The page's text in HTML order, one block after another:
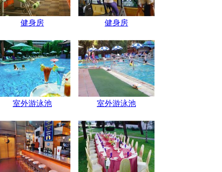
健身房 健身房
室外游泳池 室外游泳池